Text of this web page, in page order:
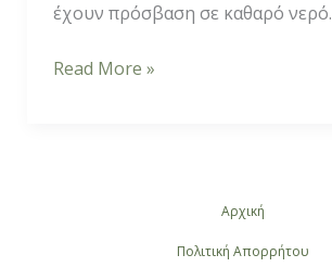
έχουν πρόσβαση σε καθαρό νερό.
Read More »
Αρχική
Πολιτική Απορρήτου